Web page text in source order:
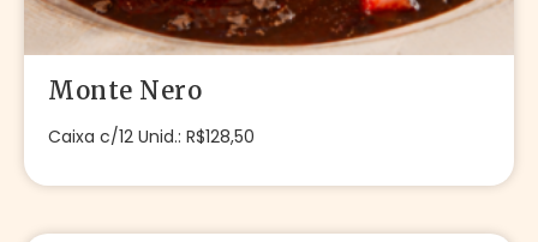
Monte Nero
Caixa c/12 Unid.: R$128,50